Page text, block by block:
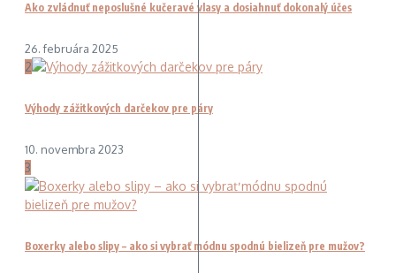
Ako zvládnuť neposlušné kučeravé vlasy a dosiahnuť dokonalý účes
26. februára 2025
2
Výhody zážitkových darčekov pre páry
10. novembra 2023
3
Boxerky alebo slipy – ako si vybrať módnu spodnú bielizeň pre mužov?